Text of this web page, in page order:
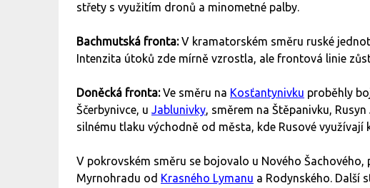
střety s využitím dronů a minometné palby.
Bachmutská fronta:V kramatorském směru ruské
Intenzita útoků zde mírně vzrostla, ale frontová linie
Doněcká fronta:Ve směru na Kosťantynivku proběhly
Ščerbynivce, u Jablunivky, směrem na Štěpanivku,
silnému tlaku východně od města, kde Rusové využívají
V pokrovském směru se bojovalo u Nového
Myrnohradu od Krasného Lymanu a Rodynského. Další